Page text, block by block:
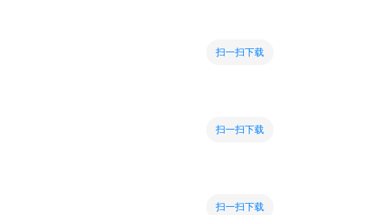
扫一扫下载
扫一扫下载
扫一扫下载